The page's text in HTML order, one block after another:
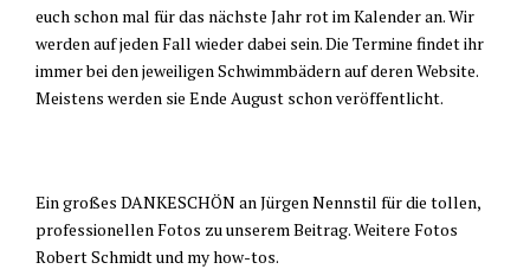
euch schon mal für das nächste Jahr rot im Kalender an. Wir
werden auf jeden Fall wieder dabei sein. Die Termine findet ihr
immer bei den jeweiligen Schwimmbädern auf deren Website.
Meistens werden sie Ende August schon veröffentlicht.
Ein großes DANKESCHÖN an Jürgen Nennstil für die tollen,
professionellen Fotos zu unserem Beitrag. Weitere Fotos
Robert Schmidt und my how-tos.